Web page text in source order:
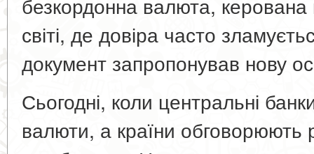
світі, де довіра часто
документ запропонував нову
Сьогодні, коли центральні
валюти, а країни обговорюють